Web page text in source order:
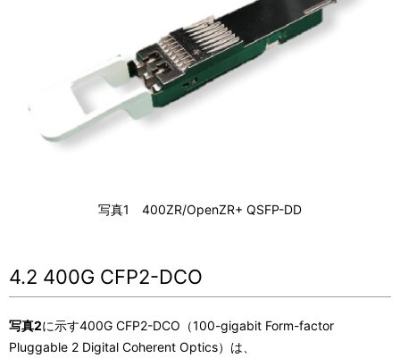
写真1 400ZR/OpenZR+ QSFP-DD
4.2 400G CFP2-DCO
写真2に示す400G CFP2-DCO（100-gigabit Form-factor
Pluggable 2 Digital Coherent Optics）は、